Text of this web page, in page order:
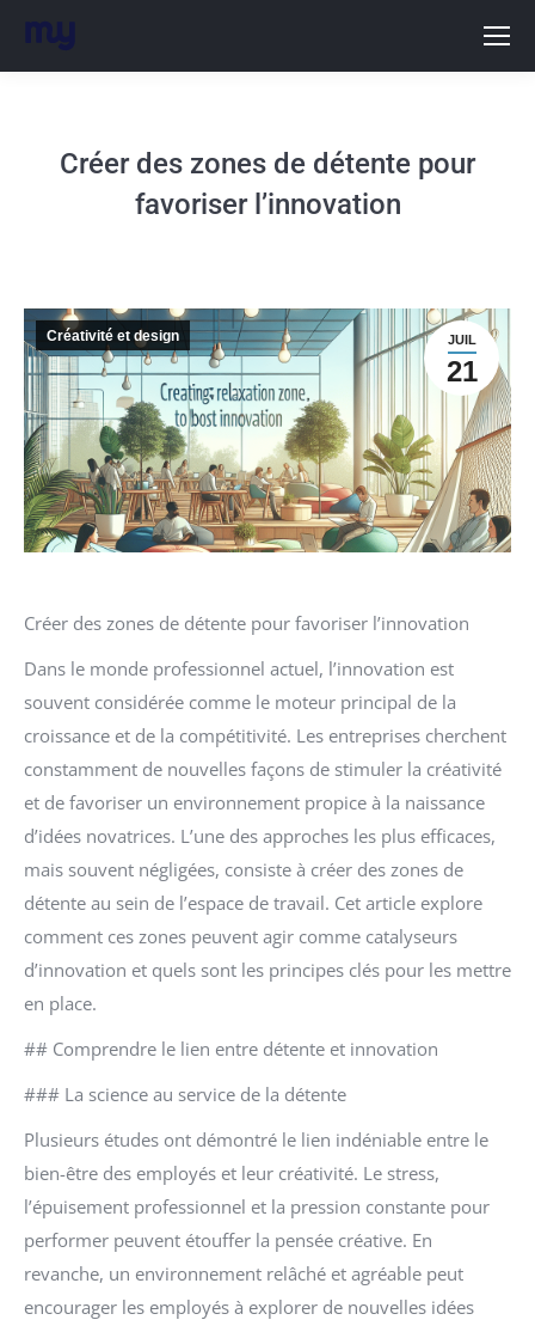
Créer des zones de détente pour
favoriser lʼinnovation
JUIL
21
Créativité et design
Créer des zones de détente pour favoriser lʼinnovation
Dans le monde professionnel actuel, l’innovation est
souvent considérée comme le moteur principal de la
croissance et de la compétitivité. Les entreprises cherchent
constamment de nouvelles façons de stimuler la créativité
et de favoriser un environnement propice à la naissance
d’idées novatrices. L’une des approches les plus efficaces,
mais souvent négligées, consiste à créer des zones de
détente au sein de l’espace de travail. Cet article explore
comment ces zones peuvent agir comme catalyseurs
d’innovation et quels sont les principes clés pour les mettre
en place.
## Comprendre le lien entre détente et innovation
### La science au service de la détente
Plusieurs études ont démontré le lien indéniable entre le
bien-être des employés et leur créativité. Le stress,
l’épuisement professionnel et la pression constante pour
performer peuvent étouffer la pensée créative. En
revanche, un environnement relâché et agréable peut
encourager les employés à explorer de nouvelles idées